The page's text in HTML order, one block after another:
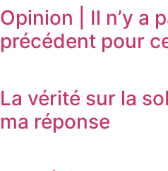
Opinion | Il n’y a
précédent pour
La vérité sur la
ma réponse